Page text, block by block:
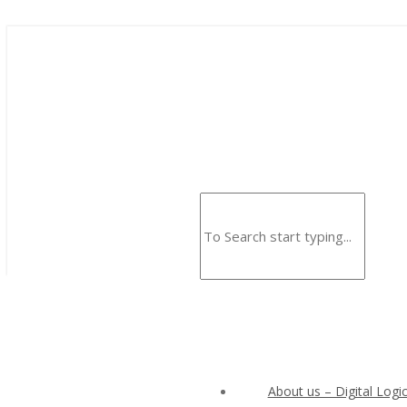
About us – Digital